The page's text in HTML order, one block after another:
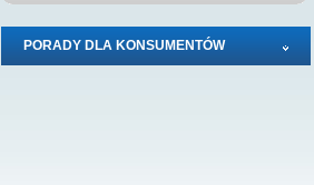
PORADY DLA KONSUMENTÓW